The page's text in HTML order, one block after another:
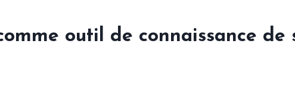
outil de connaissance de